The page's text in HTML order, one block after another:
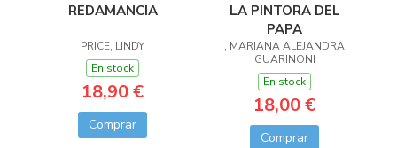
REDAMANCIA
PRICE, LINDY
En stock
18,90 €
Comprar
LA PINTORA DEL
PAPA
, MARIANA ALEJANDRA
GUARINONI
En stock
18,00 €
Comprar